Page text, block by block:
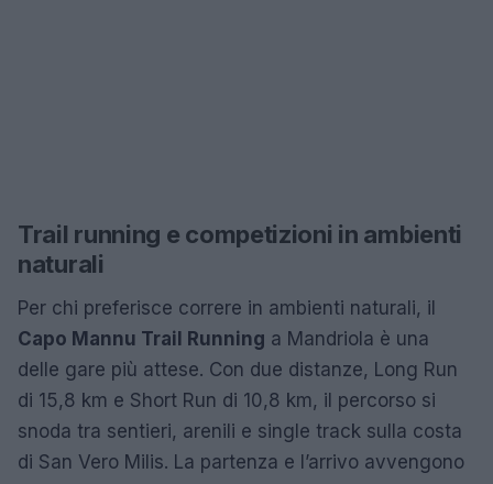
Trail running e competizioni in ambienti
naturali
Per chi preferisce correre in ambienti naturali, il
Capo Mannu Trail Running a Mandriola è una
delle gare più attese. Con due distanze, Long Run
di 15,8 km e Short Run di 10,8 km, il percorso si
snoda tra sentieri, arenili e single track sulla costa
di San Vero Milis. La partenza e l’arrivo avvengono